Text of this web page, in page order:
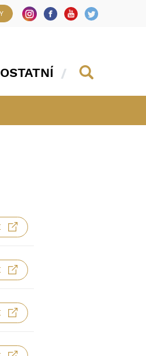
OSTATNÍ